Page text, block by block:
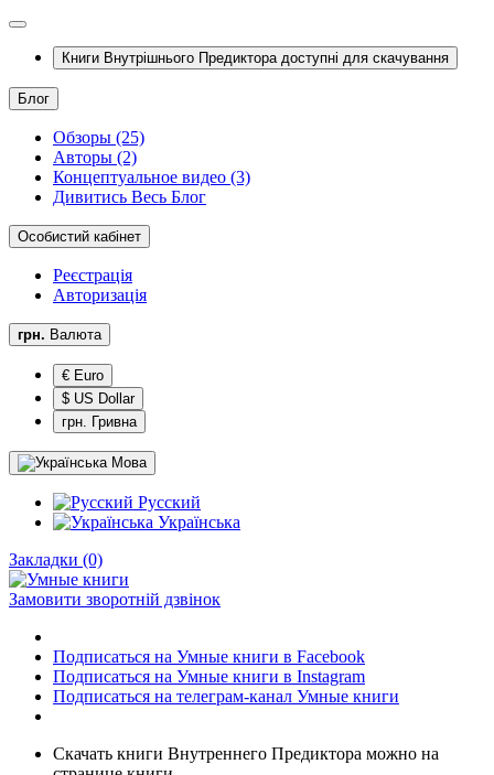
Книги Внутрішнього Предиктора доступні для скачування
Блог
Обзоры (25)
Авторы (2)
Концептуальное видео (3)
Дивитись Весь Блог
Особистий кабінет
Реєстрація
Авторизація
грн. Валюта
€ Euro
$ US Dollar
грн. Гривна
Мова
Русский
Українська
Закладки (0)
Замовити зворотній дзвінок
Подписаться на Умные книги в Facebook
Подписаться на Умные книги в Instagram
Подписаться на телеграм-канал Умные книги
Скачать книги Внутреннего Предиктора можно на